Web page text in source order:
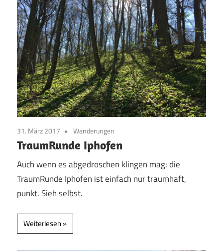
31. März 2017 Wanderungen
TraumRunde Iphofen
Auch wenn es abgedroschen klingen mag: die
TraumRunde Iphofen ist einfach nur traumhaft,
punkt. Sieh selbst.
Weiterlesen